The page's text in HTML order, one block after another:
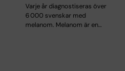
Varje år diagnostiseras över
6 000 svenskar med
melanom. Melanom är en…